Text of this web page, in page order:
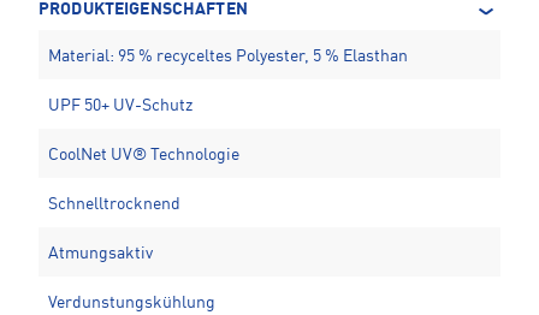
PRODUKTEIGENSCHAFTEN
Material: 95 % recyceltes Polyester, 5 % Elasthan
UPF 50+ UV-Schutz
CoolNet UV® Technologie
Schnelltrocknend
Atmungsaktiv
Verdunstungskühlung